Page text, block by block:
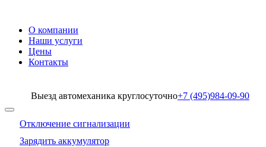
О компании
Наши услуги
Цены
Контакты
Выезд автомеханика круглосуточно+7 (495)984-09-90
Отключение сигнализации
Зарядить аккумулятор